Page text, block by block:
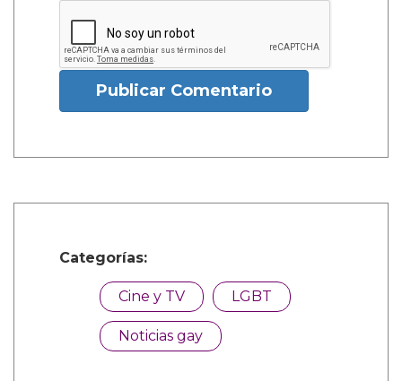
Publicar Comentario
Categorías:
Cine y TV LGBT
Noticias gay